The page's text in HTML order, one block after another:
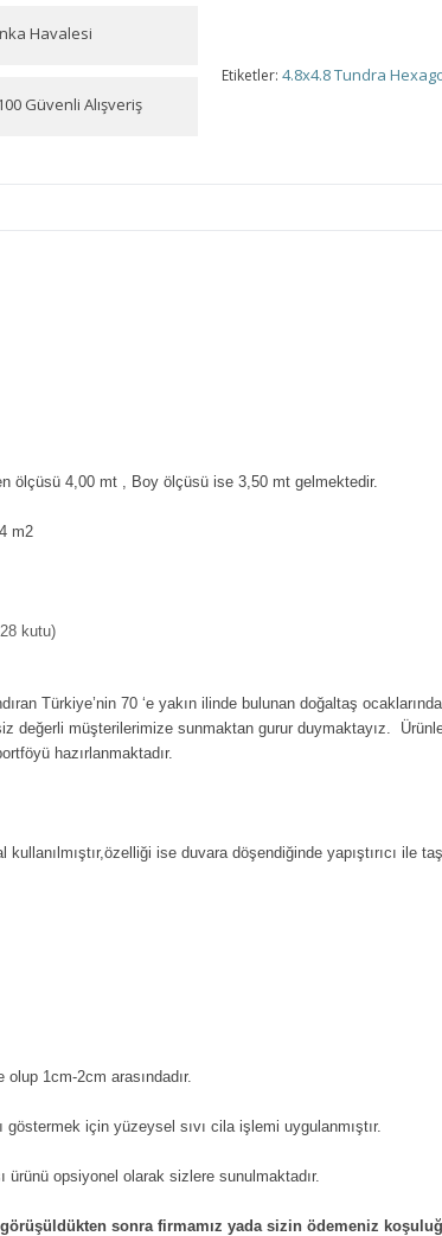
Havalesi
Güvenli Alışveriş
Etiketler: 4.8x4.8 Tundra
ölçüsü 4,00 mt , Boy ölçüsü ise 3,50 mt gelmektedir.
m2
kutu)
Türkiye’nin 70 ‘e yakın ilinde bulunan doğaltaş
değerli müşterilerimize sunmaktan gurur duymaktayız.
hazırlanmaktadır.
ise duvara döşendiğinde yapıştırıcı ile
1cm-2cm arasındadır.
göstermek için yüzeysel sıvı cila işlemi uygulanmıştır.
ürünü opsiyonel olarak sizlere sunulmaktadır.
sonra firmamız yada sizin ödemeniz